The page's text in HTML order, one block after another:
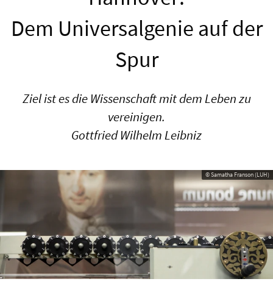
Dem Universalgenie auf der
Spur
Ziel ist es die Wissenschaft mit dem Leben zu
vereinigen.
Gottfried Wilhelm Leibniz
© Samatha Franson (LUH)